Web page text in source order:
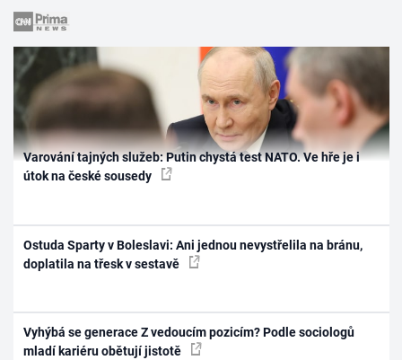
Varování tajných služeb: Putin chystá test NATO. Ve hře je i
útok na české sousedy
Ostuda Sparty v Boleslavi: Ani jednou nevystřelila na bránu,
doplatila na třesk v sestavě
Vyhýbá se generace Z vedoucím pozicím? Podle sociologů
mladí kariéru obětují jistotě